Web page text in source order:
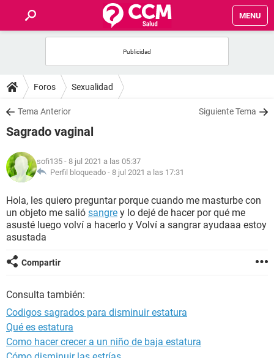
MENU
FOROS
SALUD
FAMILIA
NUTRICIÓN
BIENESTAR
SEXUALIDAD
GLOSARIO
Foros Sexualidad
Tema Anterior Siguiente Tema
Sagrado vaginal
sofi135 - 8 jul 2021 a las 05:37
Perfil bloqueado - 8 jul 2021 a las 17:31
Hola, les quiero preguntar porque cuando me masturbe con
un objeto me salió sangre y lo dejé de hacer por qué me
asusté luego volví a hacerlo y Volví a sangrar ayudaaa estoy
asustada
Compartir
Consulta también:
Codigos sagrados para disminuir estatura
Qué es estatura
Como hacer crecer a un niño de baja estatura